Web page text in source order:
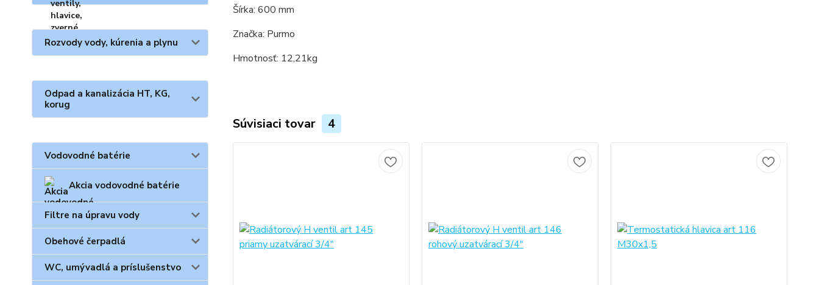
Rozvody vody, kúrenia a plynu
Odpad a kanalizácia HT, KG,
korug
Vodovodné batérie
Akcia vodovodné batérie
Filtre na úpravu vody
Obehové čerpadlá
WC, umývadlá a príslušenstvo
Šírka: 600 mm
Značka: Purmo
Hmotnosť: 12,21kg
Súvisiaci tovar 4